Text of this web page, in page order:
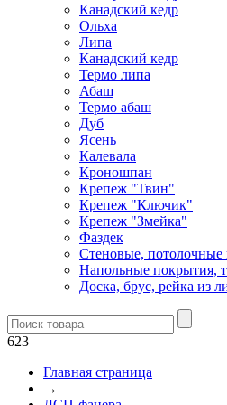
Канадский кедр
Ольха
Липа
Канадский кедр
Термо липа
Абаш
Термо абаш
Дуб
Ясень
Калевала
Кроношпан
Крепеж "Твин"
Крепеж "Ключик"
Крепеж "Змейка"
Фаздек
Стеновые, потолочные
Напольные покрытия,
Доска, брус, рейка из
623
Главная страница
→